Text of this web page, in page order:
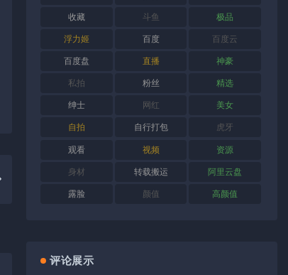
收藏 斗鱼 极品
浮力姬 百度 百度云
百度盘 直播 神豪
私拍 粉丝 精选
绅士 网红 美女
自拍 自行打包 虎牙
观看 视频 资源
身材 转载搬运 阿里云盘
露脸 颜值 高颜值
评论展示